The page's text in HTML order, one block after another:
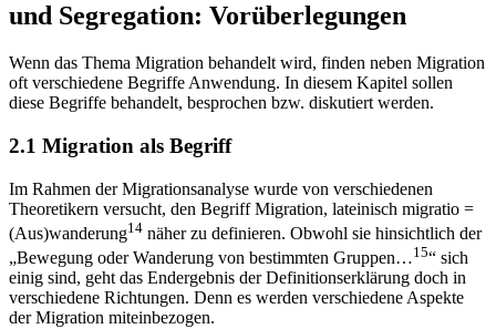
und Segregation: Vorüberlegungen
Wenn das Thema Migration behandelt wird, finden neben Migration
oft verschiedene Begriffe Anwendung. In diesem Kapitel sollen
diese Begriffe behandelt, besprochen bzw. diskutiert werden.
2.1 Migration als Begriff
Im Rahmen der Migrationsanalyse wurde von verschiedenen
Theoretikern versucht, den Begriff Migration, lateinisch migratio =
(Aus)wanderung14 näher zu definieren. Obwohl sie hinsichtlich der
„Bewegung oder Wanderung von bestimmten Gruppen…15“ sich
einig sind, geht das Endergebnis der Definitionserklärung doch in
verschiedene Richtungen. Denn es werden verschiedene Aspekte
der Migration miteinbezogen.